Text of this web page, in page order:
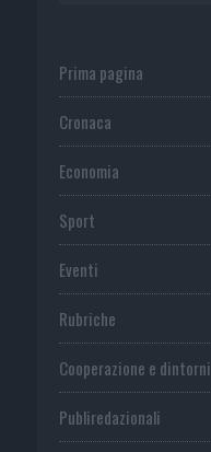
Prima pagina
Cronaca
Economia
Sport
Eventi
Rubriche
Cooperazione e dintorni
Publiredazionali